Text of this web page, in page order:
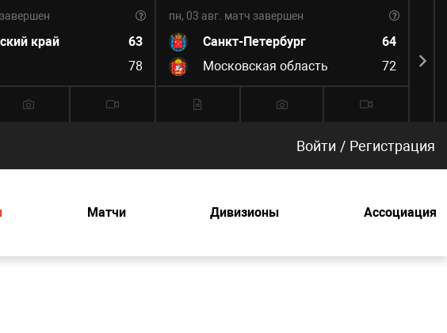
край
63
78
пн, 03 авг. матч завершен
Санкт-Петербург
64
Московская область
72
Войти / Регистрация
Матчи Дивизионы Ассоциация